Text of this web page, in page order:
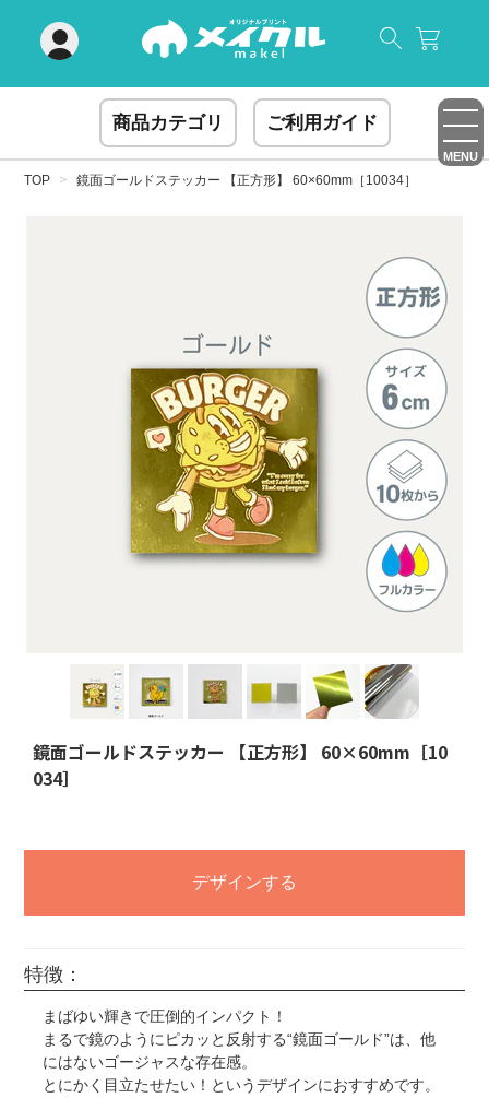
商品カテゴリ ご利用ガイド
MENU
TOP 鏡面ゴールドステッカー 【正方形】 60×60mm［10034］
鏡面ゴールドステッカー 【正方形】 60×60mm［10
034］
デザインする
特徴：
まばゆい輝きで圧倒的インパクト！
まるで鏡のようにピカッと反射する“鏡面ゴールド”は、他
にはないゴージャスな存在感。
とにかく目立たせたい！というデザインにおすすめです。